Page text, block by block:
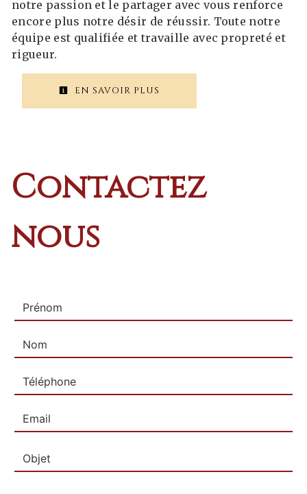
notre passion et le partager avec vous renforce
encore plus notre désir de réussir. Toute notre
équipe est qualifiée et travaille avec propreté et
rigueur.
EN SAVOIR PLUS
Contactez
nous